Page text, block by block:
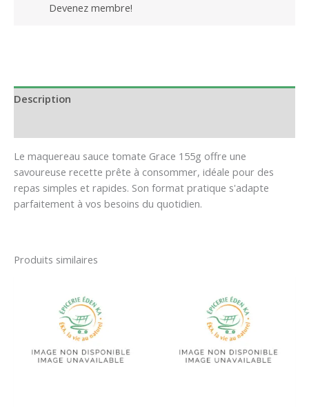
Devenez membre!
Description
Le maquereau sauce tomate Grace 155g offre une
savoureuse recette prête à consommer, idéale pour des
repas simples et rapides. Son format pratique s'adapte
parfaitement à vos besoins du quotidien.
Produits similaires